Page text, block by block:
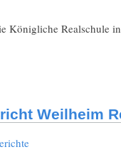
Königliche Realschule
Weilheim